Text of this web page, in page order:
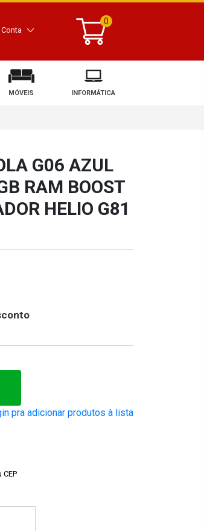
0
MÓVEIS INFORMÁTICA
G06 AZUL
RAM BOOST
HELIO G81
pra adicionar produtos à lista
CEP